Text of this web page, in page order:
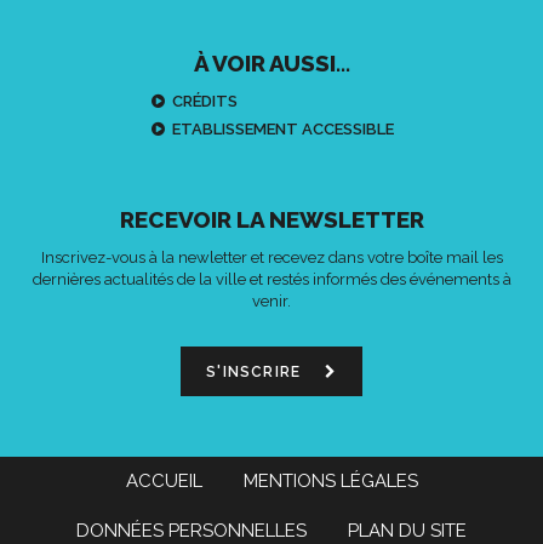
À VOIR AUSSI...
CRÉDITS
ETABLISSEMENT ACCESSIBLE
RECEVOIR LA NEWSLETTER
Inscrivez-vous à la newletter et recevez dans votre boîte mail les
dernières actualités de la ville et restés informés des événements à
venir.
S'INSCRIRE
ACCUEIL MENTIONS LÉGALES
DONNÉES PERSONNELLES PLAN DU SITE